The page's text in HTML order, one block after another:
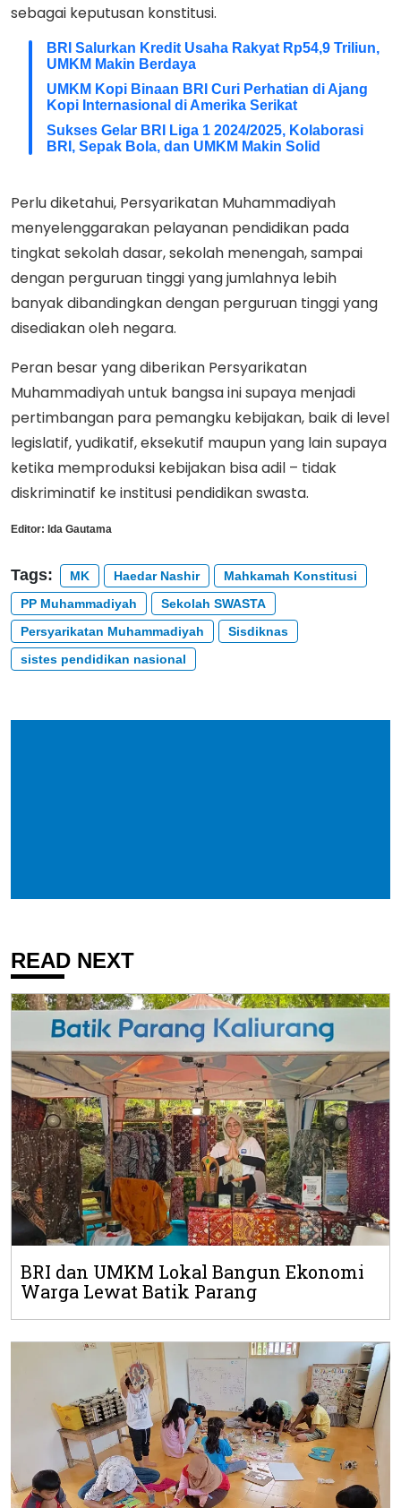
sebagai keputusan konstitusi.
BRI Salurkan Kredit Usaha Rakyat Rp54,9 Triliun,
UMKM Makin Berdaya
UMKM Kopi Binaan BRI Curi Perhatian di Ajang
Kopi Internasional di Amerika Serikat
Sukses Gelar BRI Liga 1 2024/2025, Kolaborasi
BRI, Sepak Bola, dan UMKM Makin Solid
Perlu diketahui, Persyarikatan Muhammadiyah
menyelenggarakan pelayanan pendidikan pada
tingkat sekolah dasar, sekolah menengah, sampai
dengan perguruan tinggi yang jumlahnya lebih
banyak dibandingkan dengan perguruan tinggi yang
disediakan oleh negara.
Peran besar yang diberikan Persyarikatan
Muhammadiyah untuk bangsa ini supaya menjadi
pertimbangan para pemangku kebijakan, baik di level
legislatif, yudikatif, eksekutif maupun yang lain supaya
ketika memproduksi kebijakan bisa adil – tidak
diskriminatif ke institusi pendidikan swasta.
Editor: Ida Gautama
Tags: MK Haedar Nashir
Mahkamah Konstitusi
PP Muhammadiyah
Sekolah SWASTA
Persyarikatan Muhammadiyah
Sisdiknas
sistes pendidikan nasional
READ NEXT
BRI dan UMKM Lokal Bangun Ekonomi
Warga Lewat Batik Parang